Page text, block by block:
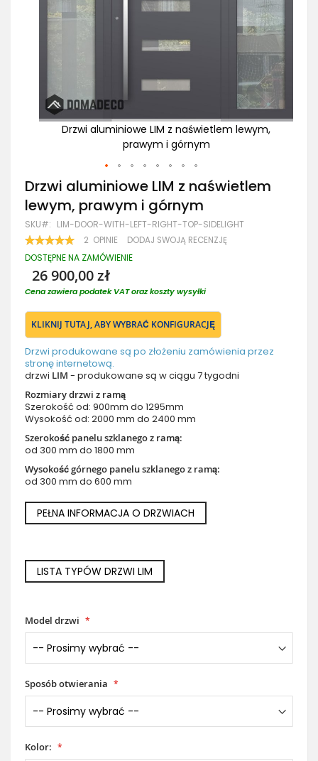
Drzwi aluminiowe LIM z naświetlem lewym,
prawym i górnym
Przejdź
na
początek
galerii
Drzwi aluminiowe LIM z naświetlem
lewym, prawym i górnym
SKU LIM-DOOR-WITH-LEFT-RIGHT-TOP-SIDELIGHT
OCENA:
100 100
2 OPINIE DODAJ SWOJĄ RECENZJĘ
DOSTĘPNE NA ZAMÓWIENIE
26 900,00 zł
Cena zawiera podatek VAT oraz koszty wysyłki
KLIKNIJ TUTAJ, ABY WYBRAĆ KONFIGURACJĘ
Drzwi produkowane są po złożeniu zamówienia przez
stronę internetową.
drzwi LIM - produkowane są w ciągu 7 tygodni
Rozmiary drzwi z ramą
Szerokość od: 900mm do 1295mm
Wysokość od: 2000 mm do 2400 mm
Szerokość panelu szklanego z ramą:
od 300 mm do 1800 mm
Wysokość górnego panelu szklanego z ramą:
od 300 mm do 600 mm
PEŁNA INFORMACJA O DRZWIACH
LISTA TYPÓW DRZWI LIM
Model drzwi
Sposób otwierania
Kolor: